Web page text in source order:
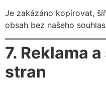
Je zakázáno kopírovat,
obsah bez našeho
7. Reklama
stran